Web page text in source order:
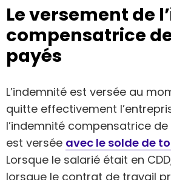
Le versement de
compensatrice
payés
L’indemnité est versée au
quitte effectivement
l’indemnité compensatrice
est versée avec le solde de
Lorsque le salarié était en
lorsque le contrat de travail